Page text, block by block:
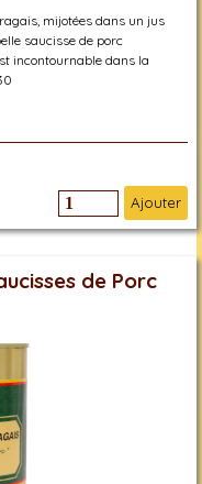
mijotées dans un jus
saucisse de porc
incontournable dans la
Ajouter
de Porc